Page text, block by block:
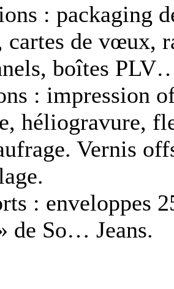
: packaging
cartes de vœux,
boîtes
: impression
héliogravure,
Vernis
: enveloppes
de So… Jeans.